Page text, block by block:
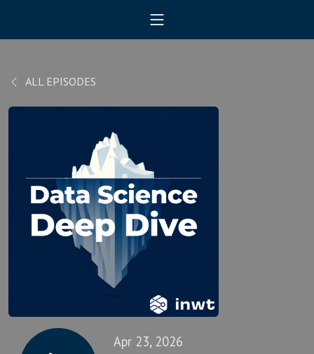
ALL EPISODES
Apr 23, 2026